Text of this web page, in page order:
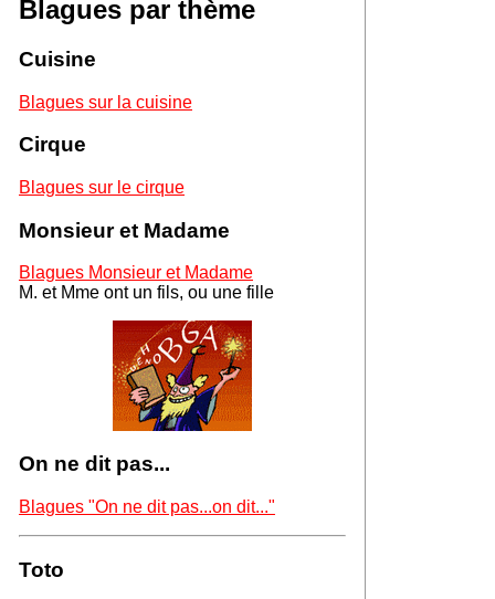
Blagues par thème
Cuisine
Blagues sur la cuisine
Cirque
Blagues sur le cirque
Monsieur et Madame
Blagues Monsieur et Madame
M. et Mme ont un fils, ou une fille
On ne dit pas...
Blagues "On ne dit pas...on dit..."
Toto